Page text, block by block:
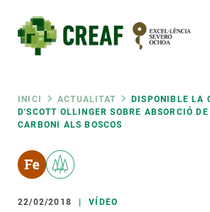
contingut
Fil
d'ariadna
INICI ACTUALITAT
DISPONIBLE LA
D'SCOTT OLLINGER SOBRE ABSORCIÓ DE
CARBONI ALS BOSCOS
22/02/2018 VÍDEO
RRSS
Featured
responsive